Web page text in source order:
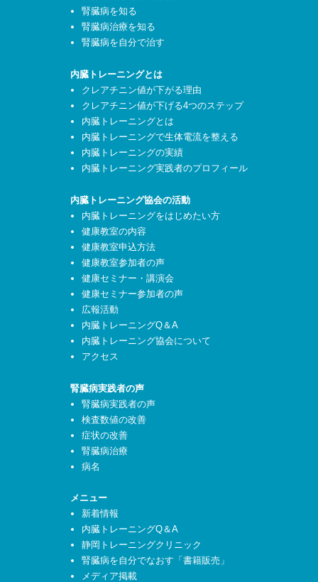
腎臓病を知る
腎臓病治療を知る
腎臓病を自分で治す
内臓トレーニングとは
クレアチニン値が下がる理由
クレアチニン値が下げる4つのステップ
内臓トレーニングとは
内臓トレーニングで生体電流を整える
内臓トレーニングの実績
内臓トレーニング実践者のプロフィール
内臓トレーニング協会の活動
内臓トレーニングをはじめたい方
健康教室の内容
健康教室申込方法
健康教室参加者の声
健康セミナー・講演会
健康セミナー参加者の声
広報活動
内臓トレーニングQ＆A
内臓トレーニング協会について
アクセス
腎臓病実践者の声
腎臓病実践者の声
検査数値の改善
症状の改善
腎臓病治療
病名
メニュー
新着情報
内臓トレーニングQ＆A
静岡トレーニングクリニック
腎臓病を自分でなおす「書籍販売」
メディア掲載